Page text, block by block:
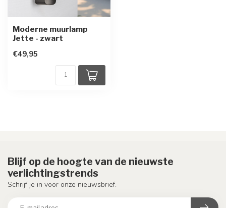
Moderne muurlamp
Jette - zwart
€49,95
Blijf op de hoogte van de nieuwste
verlichtingstrends
Schrijf je in voor onze nieuwsbrief.